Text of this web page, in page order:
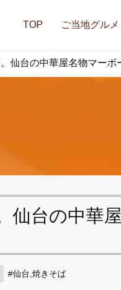
TOP ご当地グルメ
仙台の中華屋名物マーボ
仙台の中華
#仙台,焼きそば